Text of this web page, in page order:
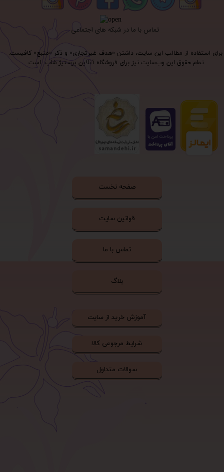
برای استفاده از مطالب این سایت، داشتن «هدف غیرتجاری» و ذکر «منبع» کافیست.
تمام حقوق اين وب‌سايت نیز برای فروشگاه آنلاین پرستیژ شاپ است.
تماس با ما در شبکه های اجتماعی
صفحه نخست
قوانین سایت
تماس با ما
بلاگ
آموزش خرید از سایت
شرایط مرجوعی کالا
سوالات متداول